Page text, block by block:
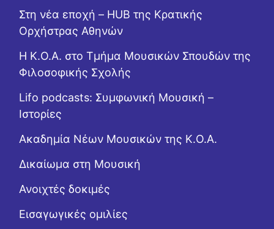
Στη νέα εποχή – HUB της Κρατικής
Ορχήστρας Αθηνών
Η Κ.Ο.Α. στο Τμήμα Μουσικών Σπουδών της
Φιλοσοφικής Σχολής
Lifo podcasts: Συμφωνική Μουσική –
Ιστορίες
Ακαδημία Νέων Μουσικών της Κ.Ο.Α.
Δικαίωμα στη Μουσική
Ανοιχτές δοκιμές
Εισαγωγικές ομιλίες